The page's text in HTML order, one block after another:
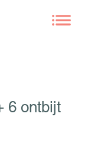
6 ontbijt